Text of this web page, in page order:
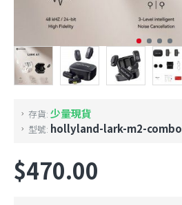
存貨: 少量現貨
型號: hollyland-lark-m2-combo
$470.00